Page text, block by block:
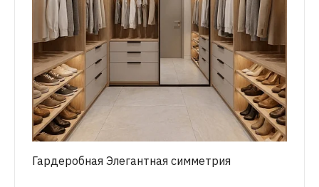
Гардеробная Элегантная симметрия